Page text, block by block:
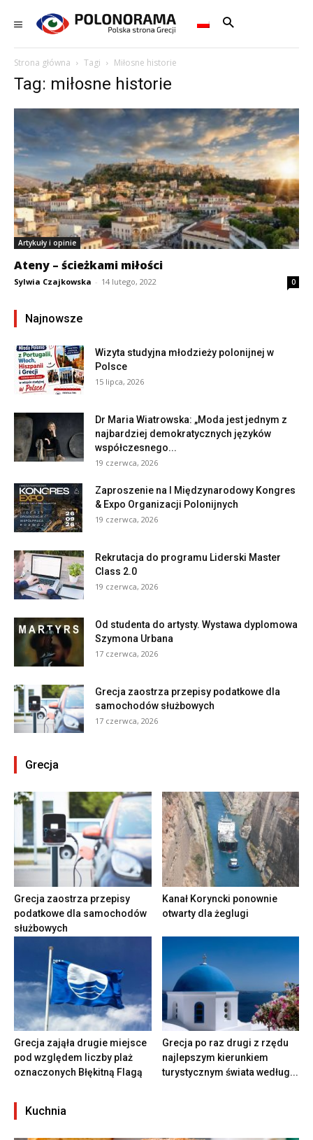
Strona główna Tagi Miłosne historie
Tag: miłosne historie
Artykuły i opinie
Ateny – ścieżkami miłości
Sylwia Czajkowska - 14 lutego, 2022 0
Najnowsze
Wizyta studyjna młodzieży polonijnej w
Polsce
15 lipca, 2026
Dr Maria Wiatrowska: „Moda jest jednym z
najbardziej demokratycznych języków
współczesnego...
19 czerwca, 2026
Zaproszenie na I Międzynarodowy Kongres
& Expo Organizacji Polonijnych
19 czerwca, 2026
Rekrutacja do programu Liderski Master
Class 2.0
19 czerwca, 2026
Od studenta do artysty. Wystawa dyplomowa
Szymona Urbana
17 czerwca, 2026
Grecja zaostrza przepisy podatkowe dla
samochodów służbowych
17 czerwca, 2026
Grecja
Grecja zaostrza przepisy
podatkowe dla samochodów
służbowych
Kanał Koryncki ponownie
otwarty dla żeglugi
Grecja zająła drugie miejsce
pod względem liczby plaż
oznaczonych Błękitną Flagą
Grecja po raz drugi z rzędu
najlepszym kierunkiem
turystycznym świata według...
Kuchnia